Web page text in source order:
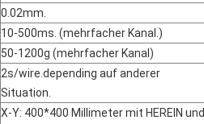
0.02mm.
10-500ms. (mehrfacher Kanal.)
50-1200g (mehrfacher Kanal)
2s/wire.depending auf anderer
Situation.
X-Y: 400*400 Millimeter mit HEREIN und